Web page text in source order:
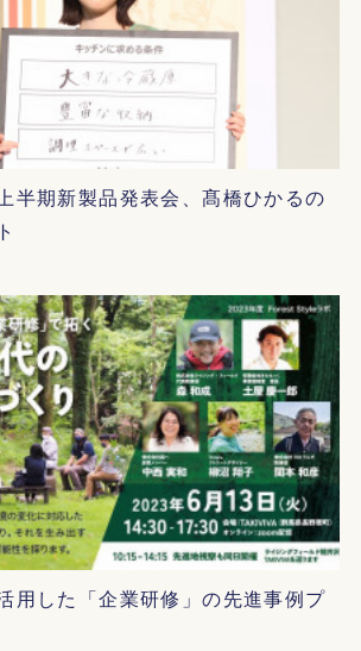
半期新製品発表会、髙橋ひかるの
用した「企業研修」の先進事例プ